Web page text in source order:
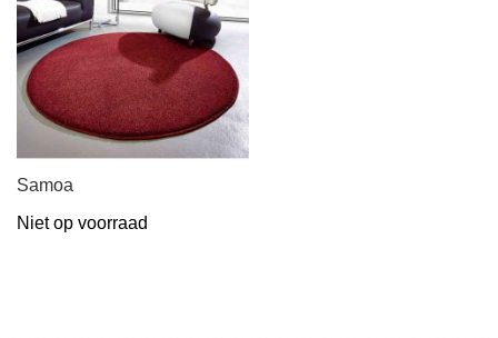
Samoa
Niet op voorraad